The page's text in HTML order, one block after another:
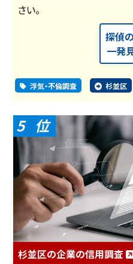
さい。
探偵
一発
浮気・不倫調査 杉並区
5
杉並区の企業の信用調査